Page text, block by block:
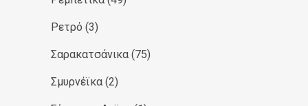
Ρετρό (3)
Σαρακατσάνικα (75)
Σμυρνέϊκα (2)